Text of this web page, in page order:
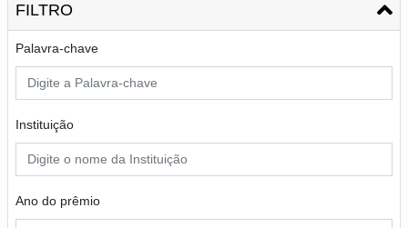
FILTRO
Palavra-chave
Instituição
Ano do prêmio